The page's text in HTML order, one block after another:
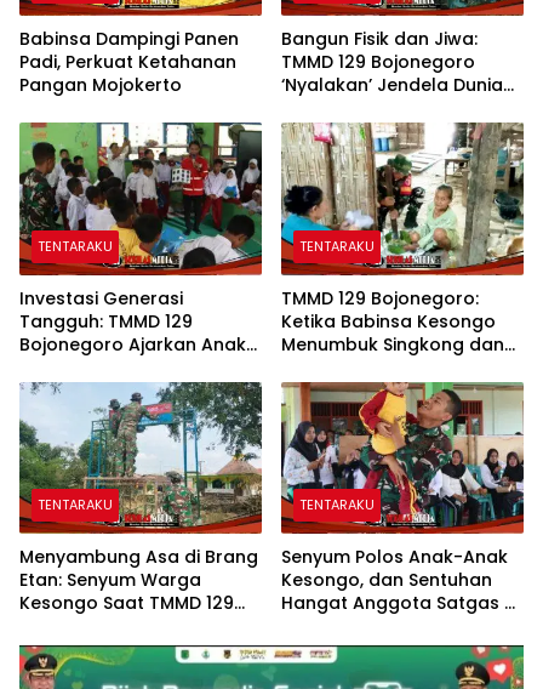
Babinsa Dampingi Panen
Padi, Perkuat Ketahanan
Pangan Mojokerto
Bangun Fisik dan Jiwa:
TMMD 129 Bojonegoro
‘Nyalakan’ Jendela Dunia
TENTARAKU
Investasi Generasi
Tangguh: TMMD 129
Bojonegoro Ajarkan Anak
Bencana Sejak Dini
TENTARAKU
TMMD 129 Bojonegoro:
Ketika Babinsa Kesongo
Menumbuk Singkong dan
dengan Warga
TENTARAKU
Menyambung Asa di Brang
Etan: Senyum Warga
Kesongo Saat TMMD 129
Jembatan Impian
TENTARAKU
Senyum Polos Anak-Anak
Kesongo, dan Sentuhan
Hangat Anggota Satgas di